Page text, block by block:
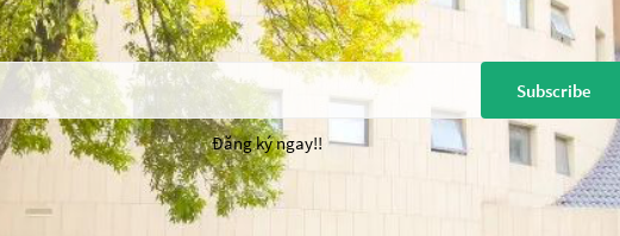
Subscribe
Đăng ký ngay!!